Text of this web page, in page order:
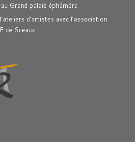
Grand palais éphémère
d’artistes avec l’association
de Sceaux